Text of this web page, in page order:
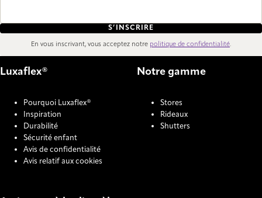
S’INSCRIRE
En vous inscrivant, vous acceptez notre politique de confidentialité.
Luxaflex®
Pourquoi Luxaflex®
Inspiration
Durabilité
Sécurité enfant
Avis de confidentialité
Avis relatif aux cookies
Notre gamme
Stores
Rideaux
Shutters